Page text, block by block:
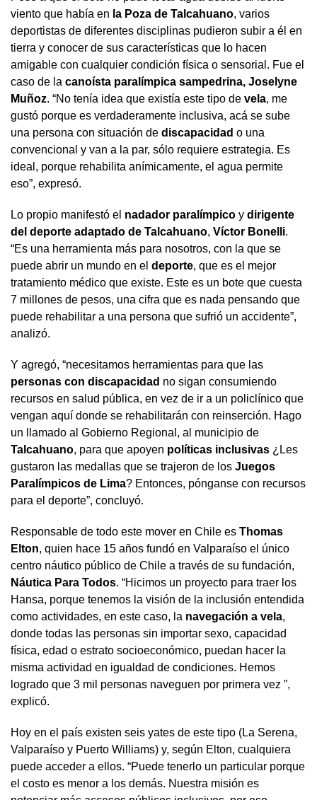
viento que había en la Poza de Talcahuano, varios
deportistas de diferentes disciplinas pudieron subir a él en
tierra y conocer de sus características que lo hacen
amigable con cualquier condición física o sensorial. Fue el
caso de la canoísta paralímpica sampedrina, Joselyne
Muñoz. “No tenía idea que existía este tipo de vela, me
gustó porque es verdaderamente inclusiva, acá se sube
una persona con situación de discapacidad o una
convencional y van a la par, sólo requiere estrategia. Es
ideal, porque rehabilita anímicamente, el agua permite
eso”, expresó.
Lo propio manifestó el nadador paralímpico y dirigente
del deporte adaptado de Talcahuano, Víctor Bonelli.
“Es una herramienta más para nosotros, con la que se
puede abrir un mundo en el deporte, que es el mejor
tratamiento médico que existe. Este es un bote que cuesta
7 millones de pesos, una cifra que es nada pensando que
puede rehabilitar a una persona que sufrió un accidente”,
analizó.
Y agregó, “necesitamos herramientas para que las
personas con discapacidad no sigan consumiendo
recursos en salud pública, en vez de ir a un policlínico que
vengan aquí donde se rehabilitarán con reinserción. Hago
un llamado al Gobierno Regional, al municipio de
Talcahuano, para que apoyen políticas inclusivas ¿Les
gustaron las medallas que se trajeron de los Juegos
Paralímpicos de Lima? Entonces, pónganse con recursos
para el deporte”, concluyó.
Responsable de todo este mover en Chile es Thomas
Elton, quien hace 15 años fundó en Valparaíso el único
centro náutico público de Chile a través de su fundación,
Náutica Para Todos. “Hicimos un proyecto para traer los
Hansa, porque tenemos la visión de la inclusión entendida
como actividades, en este caso, la navegación a vela,
donde todas las personas sin importar sexo, capacidad
física, edad o estrato socioeconómico, puedan hacer la
misma actividad en igualdad de condiciones. Hemos
logrado que 3 mil personas naveguen por primera vez ”,
explicó.
Hoy en el país existen seis yates de este tipo (La Serena,
Valparaíso y Puerto Williams) y, según Elton, cualquiera
puede acceder a ellos. “Puede tenerlo un particular porque
el costo es menor a los demás. Nuestra misión es